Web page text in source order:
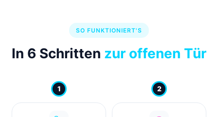
SO FUNKTIONIERT'S
In 6 Schritten zur offenen Tür
1 2